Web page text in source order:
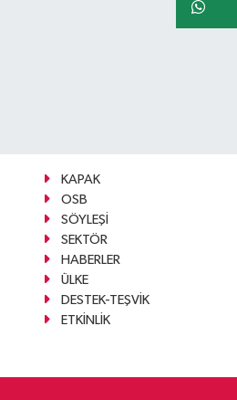
KAPAK
OSB
SÖYLEŞİ
SEKTÖR
HABERLER
ÜLKE
DESTEK-TEŞVİK
ETKİNLİK